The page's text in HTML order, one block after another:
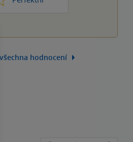
všechna hodnocení